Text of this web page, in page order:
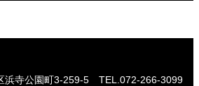
浜寺公園町3-259-5
TEL.072-266-3099